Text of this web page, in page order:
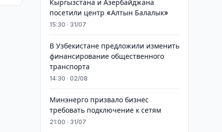
Кыргызстана и Азербайджана
посетили центр «Алтын Балалык»
15:30 · 31/07
В Узбекистане предложили изменить
финансирование общественного
транспорта
14:30 · 02/08
Минэнерго призвало бизнес
требовать подключение к сетям
21:00 · 31/07